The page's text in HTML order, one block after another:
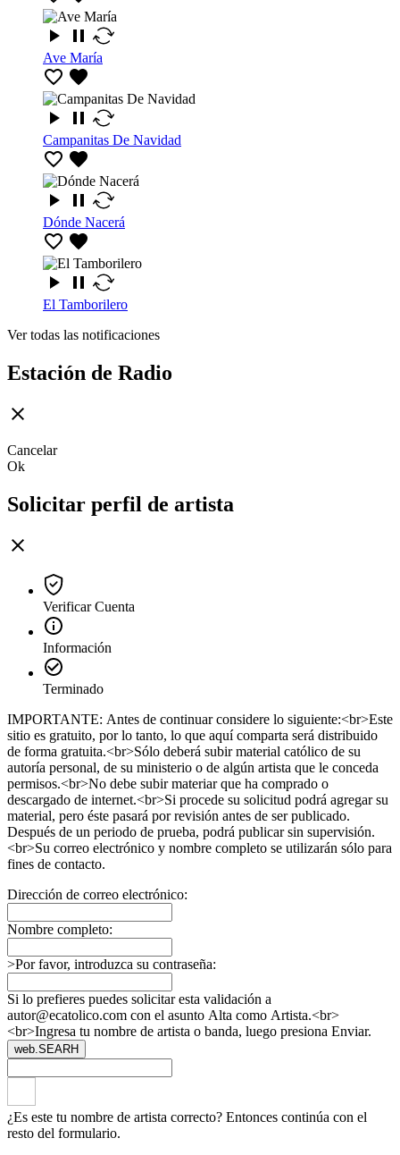
Ave María
Campanitas De Navidad
Dónde Nacerá
El Tamborilero
Ver todas las notificaciones
Estación de Radio
Cancelar
Ok
Solicitar perfil de artista
Verificar Cuenta
Información
Terminado
IMPORTANTE: Antes de continuar considere lo siguiente:<br>Este
sitio es gratuito, por lo tanto, lo que aquí comparta será distribuido
de forma gratuita.<br>Sólo deberá subir material católico de su
autoría personal, de su ministerio o de algún artista que le conceda
permisos.<br>No debe subir materiar que ha comprado o
descargado de internet.<br>Si procede su solicitud podrá agregar su
material, pero éste pasará por revisión antes de ser publicado.
Después de un periodo de prueba, podrá publicar sin supervisión.
<br>Su correo electrónico y nombre completo se utilizarán sólo para
fines de contacto.
Dirección de correo electrónico:
Nombre completo:
>Por favor, introduzca su contraseña:
Si lo prefieres puedes solicitar esta validación a
autor@ecatolico.com con el asunto Alta como Artista.<br>
<br>Ingresa tu nombre de artista o banda, luego presiona Enviar.
web.SEARH
¿Es este tu nombre de artista correcto? Entonces continúa con el
resto del formulario.